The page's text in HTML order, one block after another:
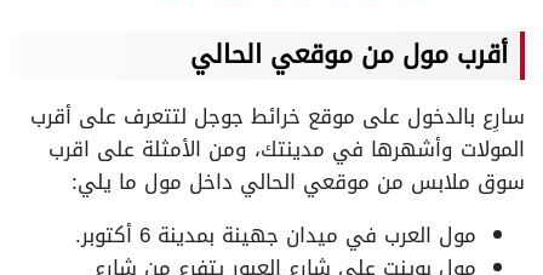
أقرب مول من موقعي الحالي
سارِع بالدخول على موقع خرائط جوجل لتتعرف على أقرب
المولات وأشهرها في مدينتك، ومن الأمثلة على اقرب
سوق ملابس من موقعي الحالي داخل مول ما يلي:
مول العرب في ميدان جهينة بمدينة 6 أكتوبر.